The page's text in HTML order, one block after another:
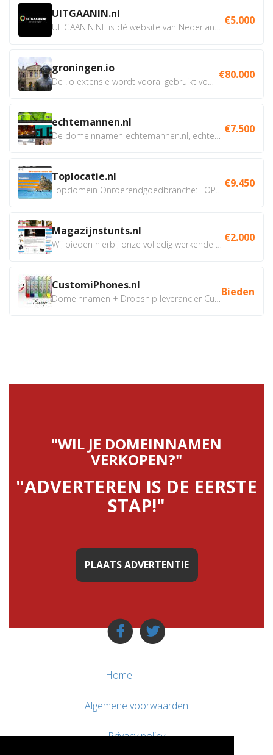
UITGAANIN.nl €5.000
groningen.io €80.000
echtemannen.nl €7.500
Toplocatie.nl €9.450
Magazijnstunts.nl €2.000
CustomiPhones.nl Bieden
"WIL JE DOMEINNAMEN
VERKOPEN?"
"ADVERTEREN IS DE EERSTE
STAP!"
PLAATS ADVERTENTIE
Home
Algemene voorwaarden
Privacy policy